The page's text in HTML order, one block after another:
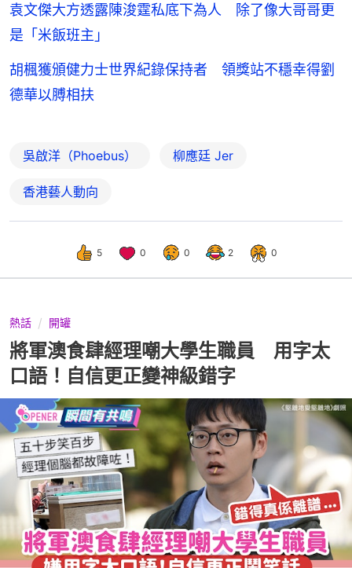
袁文傑大方透露陳浚霆私底下為人 除了像大哥哥更
是「米飯班主」
胡楓獲頒健力士世界紀錄保持者 領獎站不穩幸得劉
德華以膊相扶
吳啟洋（Phoebus） 柳應廷 Jer
香港藝人動向
5 0 0 2 0
熱話 開罐
將軍澳食肆經理嘲大學生職員 用字太
口語！自信更正變神級錯字